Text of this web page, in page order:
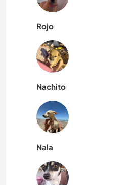
Rojo
Nachito
Nala